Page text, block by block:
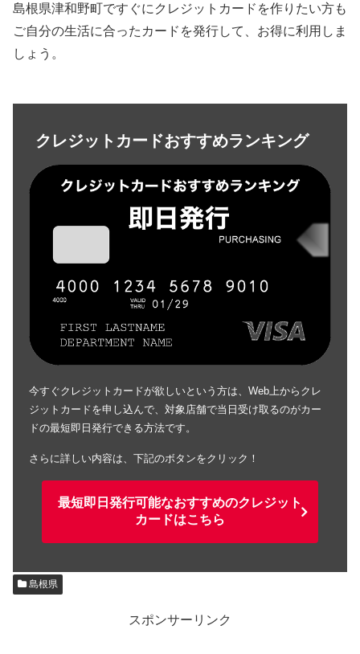
島根県津和野町ですぐにクレジットカードを作りたい方も
ご自分の生活に合ったカードを発行して、お得に利用しま
しょう。
クレジットカードおすすめランキング
今すぐクレジットカードが欲しいという方は、Web上からクレ
ジットカードを申し込んで、対象店舗で当日受け取るのがカー
ドの最短即日発行できる方法です。
さらに詳しい内容は、下記のボタンをクリック！
最短即日発行可能なおすすめのクレジット
カードはこちら
島根県
スポンサーリンク